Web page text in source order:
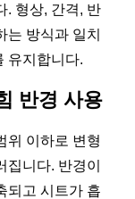
. 형상, 간격, 반
방식과 일치
유지합니다.
반경 사용
위 이하로 변형
니다. 반경이
되고 시트가 흡